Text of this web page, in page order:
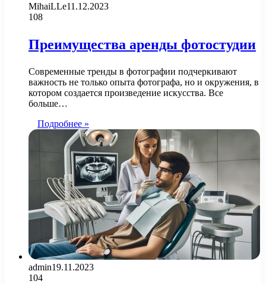
MihaiLLe11.12.2023
108
Преимущества аренды фотостудии
Современные тренды в фотографии подчеркивают
важность не только опыта фотографа, но и окружения, в
котором создается произведение искусства. Все
больше…
Подробнее »
admin19.11.2023
104